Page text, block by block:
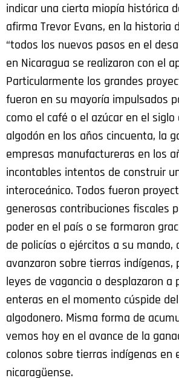
indicar una cierta miopía histórica
afirma Trevor Evans, en la historia
“todos los nuevos pasos en el
en Nicaragua se realizaron con el
Particularmente los grandes
fueron en su mayoría impulsados
como el café o el azúcar en el siglo
algodón en los años cincuenta, la
empresas manufactureras en los
incontables intentos de construir
interoceánico. Todos fueron
generosas contribuciones fiscales
poder en el país o se formaron
de policías o ejércitos a su mando,
avanzaron sobre tierras indígenas,
leyes de vagancia o desplazaron a
enteras en el momento cúspide
algodonero. Misma forma de
vemos hoy en el avance de la
colonos sobre tierras indígenas en
nicaragüense.